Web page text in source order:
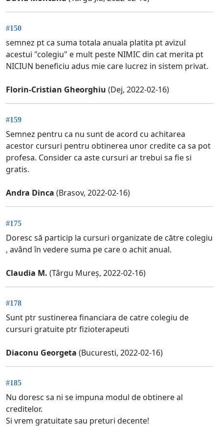
#150
semnez pt ca suma totala anuala platita pt avizul
acestui "colegiu" e mult peste NIMIC din cat merita pt
NICIUN beneficiu adus mie care lucrez in sistem privat.
Florin-Cristian Gheorghiu (Dej, 2022-02-16)
#159
Semnez pentru ca nu sunt de acord cu achitarea
acestor cursuri pentru obtinerea unor credite ca sa pot
profesa. Consider ca aste cursuri ar trebui sa fie si
gratis.
Andra Dinca (Brasov, 2022-02-16)
#175
Doresc să particip la cursuri organizate de către colegiu
, având în vedere suma pe care o achit anual.
Claudia M. (Târgu Mureș, 2022-02-16)
#178
Sunt ptr sustinerea financiara de catre colegiu de
cursuri gratuite ptr fizioterapeuti
Diaconu Georgeta (Bucuresti, 2022-02-16)
#185
Nu doresc sa ni se impuna modul de obtinere al
creditelor.
Si vrem gratuitate sau preturi decente!